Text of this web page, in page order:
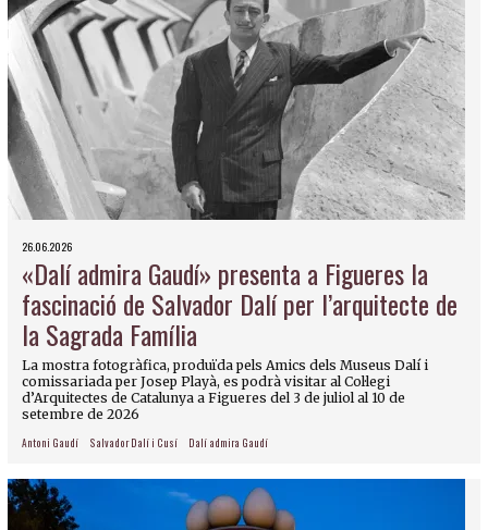
26.06.2026
«Dalí admira Gaudí» presenta a Figueres la
fascinació de Salvador Dalí per l’arquitecte de
la Sagrada Família
La mostra fotogràfica, produïda pels Amics dels Museus Dalí i
comissariada per Josep Playà, es podrà visitar al Col·legi
d’Arquitectes de Catalunya a Figueres del 3 de juliol al 10 de
setembre de 2026
Antoni Gaudí Salvador Dalí i Cusí Dalí admira Gaudí